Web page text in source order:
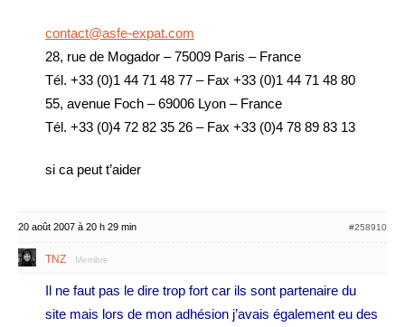
contact@asfe-expat.com
28, rue de Mogador – 75009 Paris – France
Tél. +33 (0)1 44 71 48 77 – Fax +33 (0)1 44 71 48 80
55, avenue Foch – 69006 Lyon – France
Tél. +33 (0)4 72 82 35 26 – Fax +33 (0)4 78 89 83 13
si ca peut t’aider
20 août 2007 à 20 h 29 min #258910
TNZ Membre
Il ne faut pas le dire trop fort car ils sont partenaire du
site mais lors de mon adhésion j’avais également eu des